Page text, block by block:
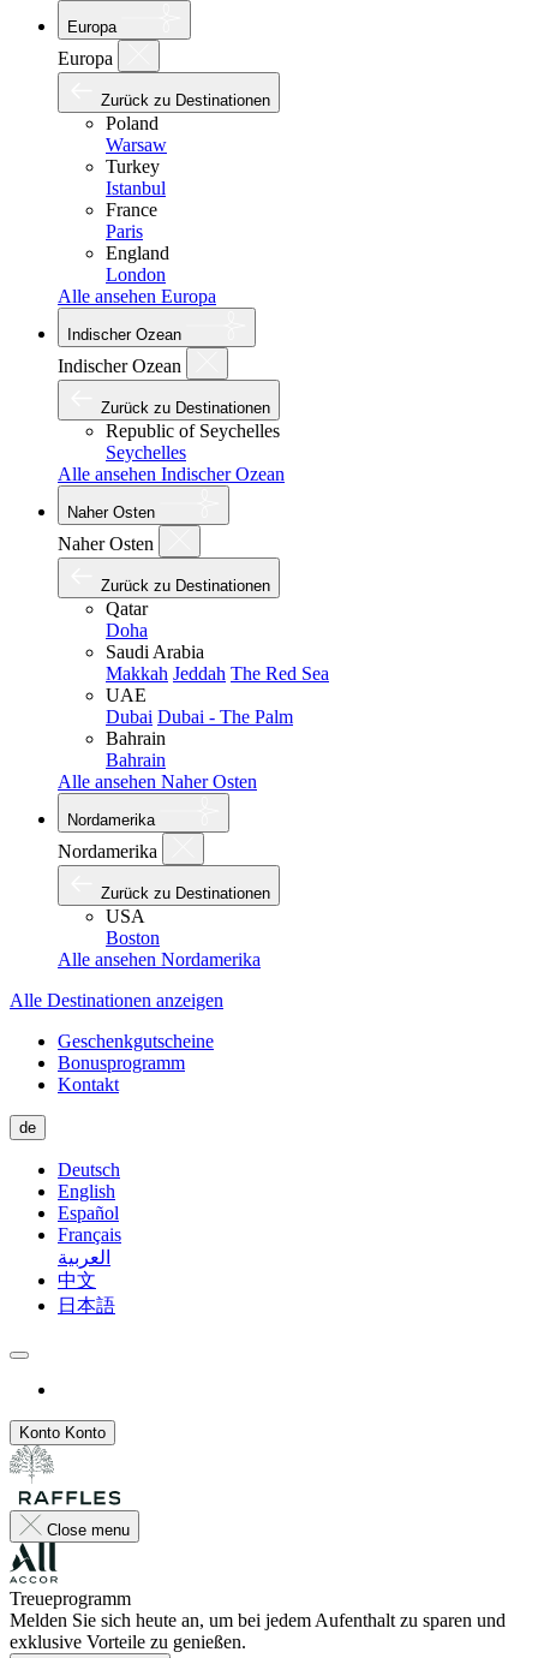
Europa
Europa
Zurück zu Destinationen
Poland
Warsaw
Turkey
Istanbul
France
Paris
England
London
Alle ansehen Europa
Indischer Ozean
Indischer Ozean
Zurück zu Destinationen
Republic of Seychelles
Seychelles
Alle ansehen Indischer Ozean
Naher Osten
Naher Osten
Zurück zu Destinationen
Qatar
Doha
Saudi Arabia
Makkah Jeddah The Red Sea
UAE
Dubai Dubai - The Palm
Bahrain
Bahrain
Alle ansehen Naher Osten
Nordamerika
Nordamerika
Zurück zu Destinationen
USA
Boston
Alle ansehen Nordamerika
Alle Destinationen anzeigen
Geschenkgutscheine
Bonusprogramm
Kontakt
de
Deutsch
English
Español
Français
العربية
中文
日本語
Konto Konto
Close menu
Treueprogramm
Melden Sie sich heute an, um bei jedem Aufenthalt zu sparen und
exklusive Vorteile zu genießen.